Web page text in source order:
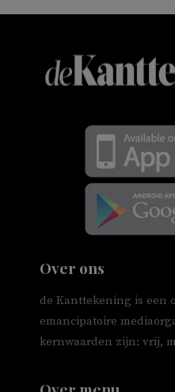
Over ons
de Kanttekening is een
emancipatoire
kernwaarden zijn: vrij,